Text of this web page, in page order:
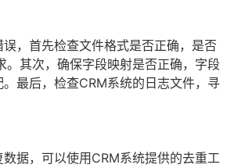
，首先检查文件格式是否正确，是否
。其次，确保字段映射是否正确，字段
最后，检查CRM系统的日志文件，寻
据，可以使用CRM系统提供的去重工